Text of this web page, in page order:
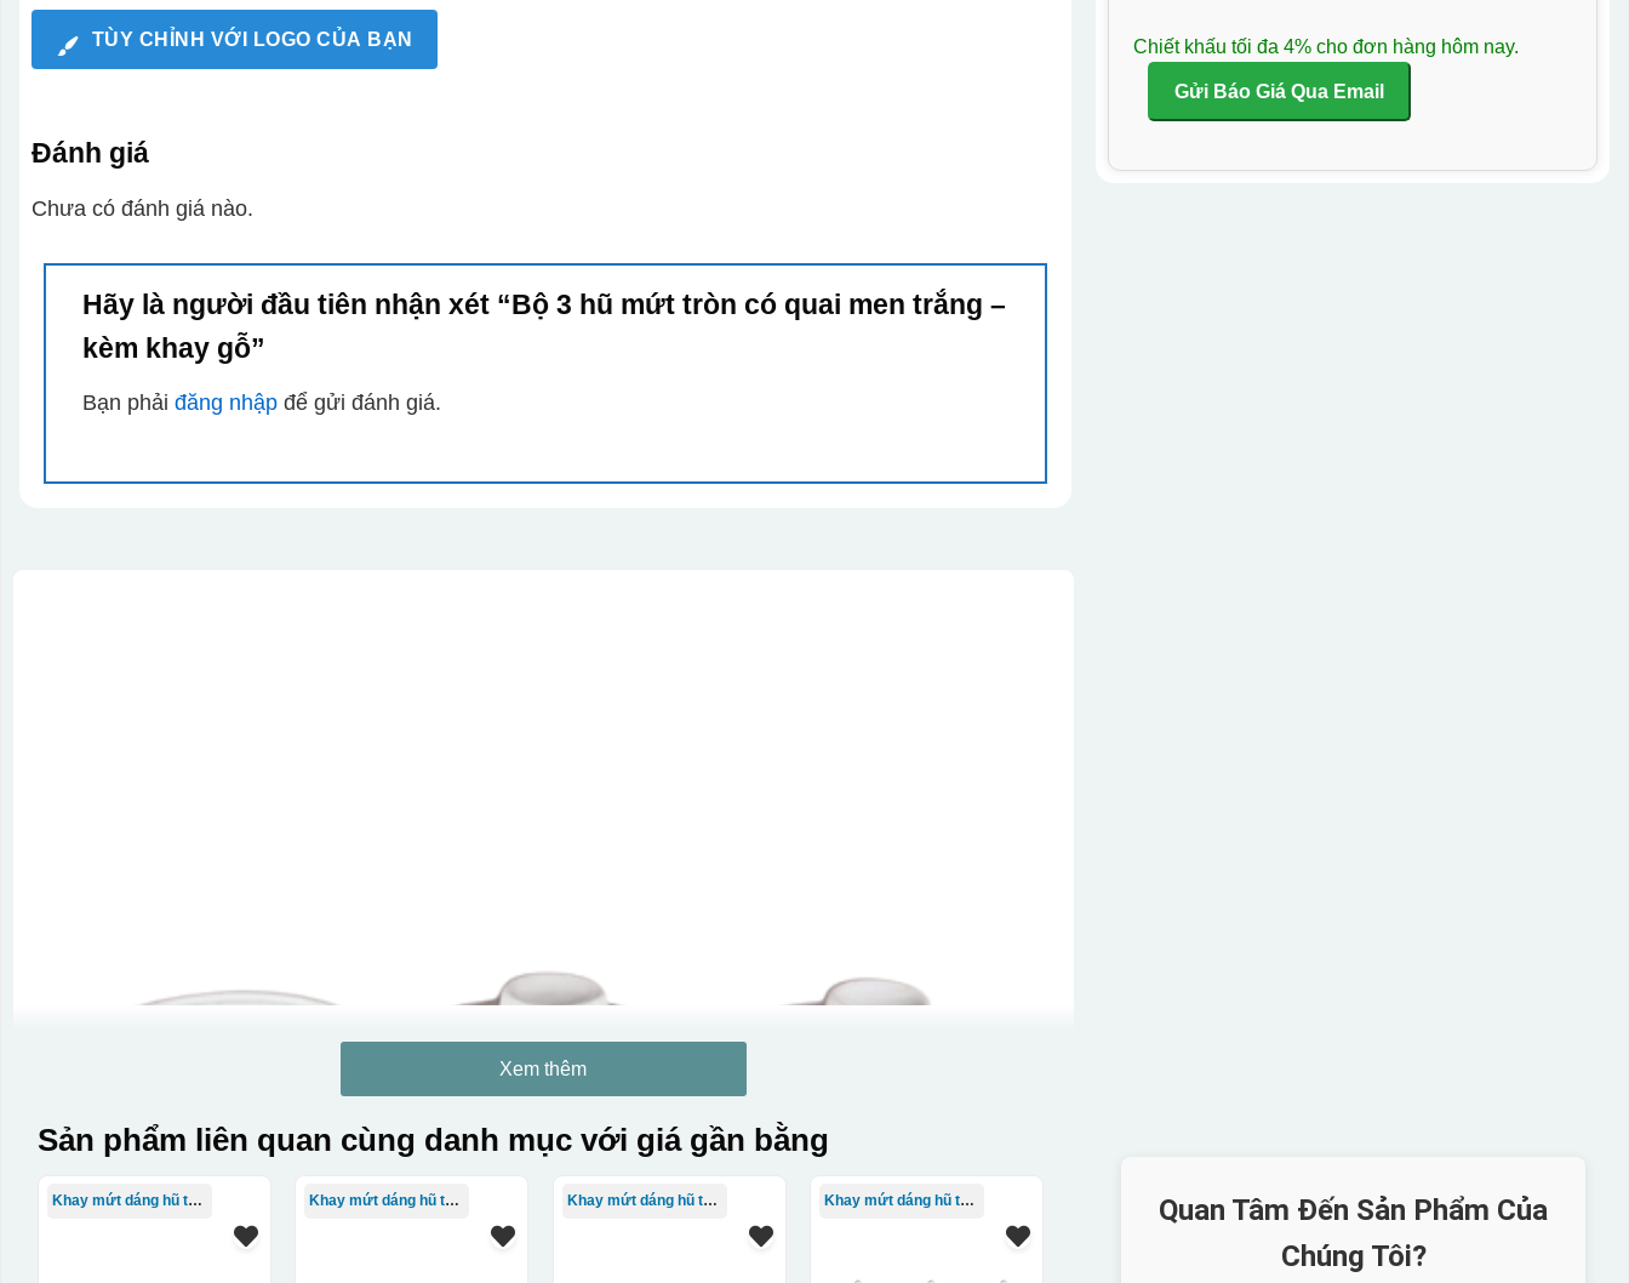
TÙY CHỈNH VỚI LOGO CỦA BẠN
Đánh giá
Chưa có đánh giá nào.
Hãy là người đầu tiên nhận xét “Bộ 3 hũ mứt tròn có quai men trắng –
kèm khay gỗ”
Bạn phải đăng nhậpđể gửi đánh giá.
Chiết khấu tối đa 4% cho đơn hàng hôm nay.
Gửi Báo Giá Qua Email
Xem thêm
Sản phẩm liên quan cùng danh mục với giá gần bằng
Khay mứt dáng hũ tròn Khay mứt dáng hũ tròn Khay mứt dáng hũ tròn Khay mứt dáng hũ tròn
Quan Tâm Đến Sản Phẩm Của
Chúng Tôi?